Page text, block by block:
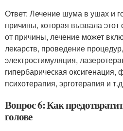
Ответ: Лечение шума в ушах и
причины, которая вызвала
от причины, лечение может
лекарств, проведение
электростимуляция,
гипербарическая оксигенация,
психотерапия, эрготерапия и
Вопрос 6: Как
голове